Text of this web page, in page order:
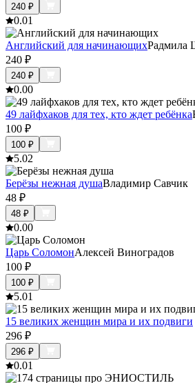
240 ₽
0.01
Английский для начинающихРадмила
240 ₽
240 ₽
0.00
49 лайфхаков для тех, кто ждет ребёнка
100 ₽
100 ₽
5.02
Берёзы нежная душаВладимир Савчик
48 ₽
48 ₽
0.00
Царь СоломонАлексей Виноградов
100 ₽
100 ₽
5.01
15 великих женщин мира и их подвиги
296 ₽
296 ₽
0.01